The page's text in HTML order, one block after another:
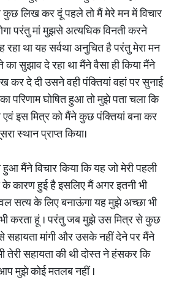
लिख कर दूं पहले तो मैं मेरे मन में विचार
परंतु मां मुझसे अत्यधिक विनती करने
रहा था यह सर्वथा अनुचित है परंतु मेरा मन
सुझाव दे रहा था मैंने वैसा ही किया मैंने
दे दी उसने वही पंक्तियां वहां पर सुनाई
परिणाम घोषित हुआ तो मुझे पता चला कि
इस मित्र को मैंने कुछ पंक्तियां बना कर
स्थान प्राप्त किया।
मैंने विचार किया कि यह जो मेरी पहली
के कारण हुई है इसलिए मैं अगर इतनी भी
सत्य के लिए बनाऊंगा यह मुझे अच्छा भी
करता हूं । परंतु जब मुझे उस मित्र से कुछ
सहायता मांगी और उसके नहीं देने पर मैंने
तेरी सहायता की थी दोस्त ने हंसकर कि
मुझे कोई मतलब नहीं ।